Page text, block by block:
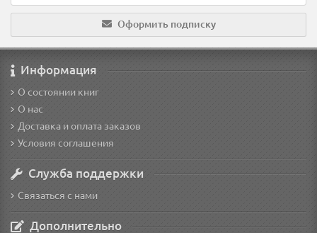
Оформить подписку
Информация
О состоянии книг
О нас
Доставка и оплата заказов
Условия соглашения
Служба поддержки
Связаться с нами
Дополнительно